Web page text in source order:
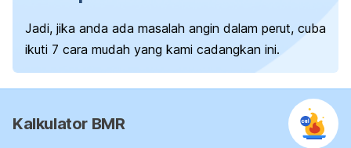
Jadi, jika anda ada masalah angin dalam perut, cuba
ikuti 7 cara mudah yang kami cadangkan ini.
Kalkulator BMR